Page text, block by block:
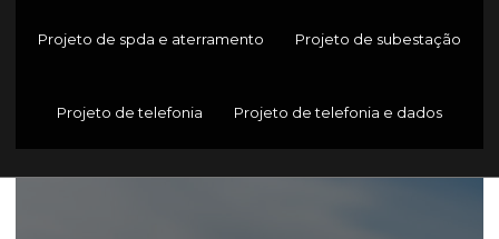
Projeto de spda e aterramento Projeto de subestação
Projeto de telefonia Projeto de telefonia e dados